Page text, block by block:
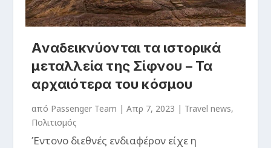
Αναδεικνύονται τα ιστορικά
μεταλλεία της Σίφνου – Τα
αρχαιότερα του κόσμου
από Passenger Team |Απρ 7, 2023 | Travel news,
Πολιτισμός
Έντονο διεθνές ενδιαφέρον είχε η